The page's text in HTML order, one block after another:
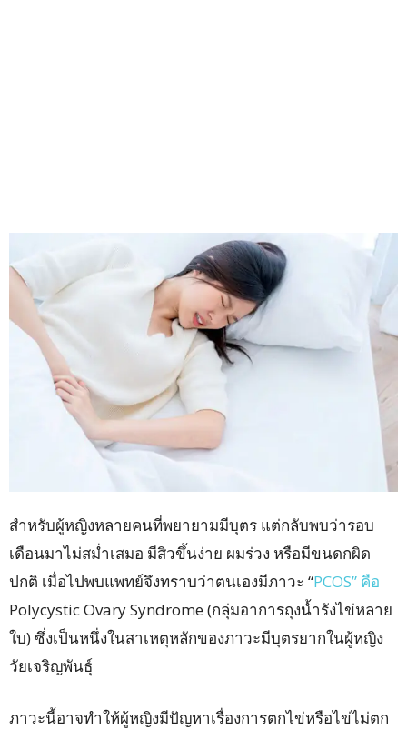
สำหรับผู้หญิงหลายคนที่พยายามมีบุตร แต่กลับพบว่ารอบ
เดือนมาไม่สม่ำเสมอ มีสิวขึ้นง่าย ผมร่วง หรือมีขนดกผิด
ปกติ เมื่อไปพบแพทย์จึงทราบว่าตนเองมีภาวะ “PCOS” คือ
Polycystic Ovary Syndrome (กลุ่มอาการถุงน้ำรังไข่หลาย
ใบ) ซึ่งเป็นหนึ่งในสาเหตุหลักของภาวะมีบุตรยากในผู้หญิง
วัยเจริญพันธุ์
ภาวะนี้อาจทำให้ผู้หญิงมีปัญหาเรื่องการตกไข่หรือไข่ไม่ตก